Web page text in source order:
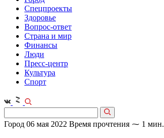
Спецпроекты
Здоровье
Вопрос-ответ
Страна и мир
Финансы
Люди
Пресс-центр
Культура
Спорт
Город 06 мая 2022 Время прочтения ⁓ 1 мин.